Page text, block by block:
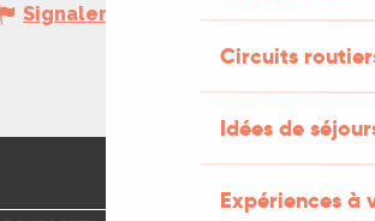
Circuits
Idées de
Expériences à
Signaler une erreur